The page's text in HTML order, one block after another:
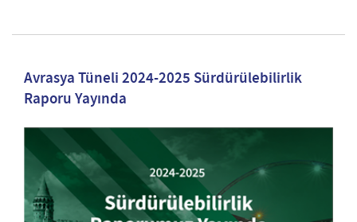
Avrasya Tüneli 2024-2025 Sürdürülebilirlik
Raporu Yayında